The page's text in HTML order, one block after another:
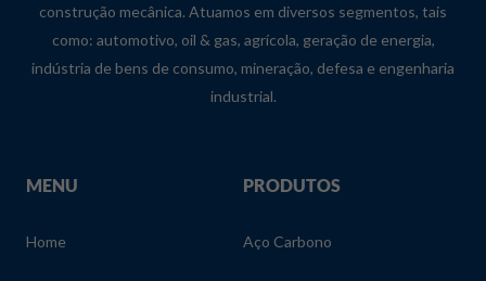
construção mecânica. Atuamos em diversos segmentos, tais
como: automotivo, oil & gas, agrícola, geração de energia,
indústria de bens de consumo, mineração, defesa e engenharia
industrial.
MENU
Home
PRODUTOS
Aço Carbono